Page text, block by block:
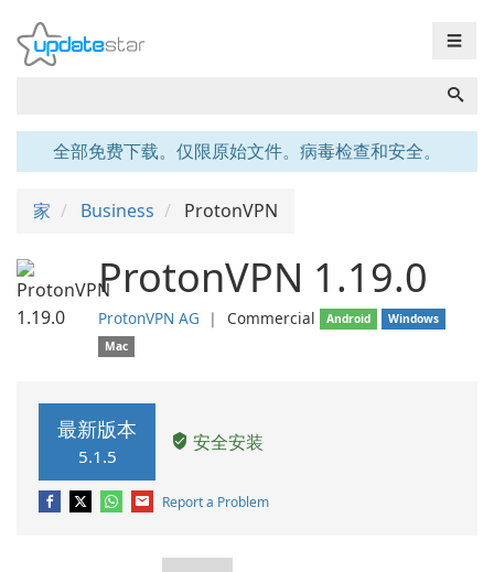
☰
全部免费下载。仅限原始文件。病毒检查和安全。
家 Business ProtonVPN
ProtonVPN 1.19.0
ProtonVPN AG ❘ Commercial Android
Windows
Mac
最新版本
5.1.5
安全安装
Report a Problem